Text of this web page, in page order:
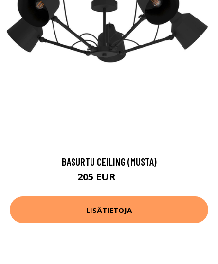
BASURTU CEILING (MUSTA)
205 EUR
LISÄTIETOJA